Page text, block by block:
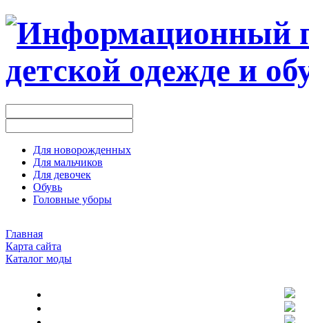
Для новорожденных
Для мальчиков
Для девочек
Обувь
Головные уборы
Главная
Карта сайта
Каталог моды